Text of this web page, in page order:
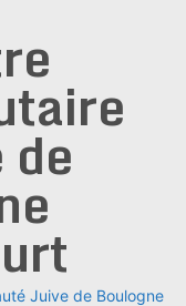
Juive de Boulogne